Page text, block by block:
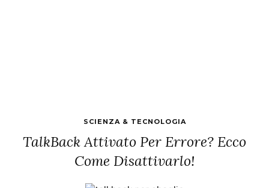
SCIENZA & TECNOLOGIA
TalkBack Attivato Per Errore? Ecco
Come Disattivarlo!